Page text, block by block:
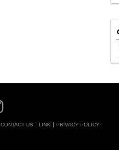
CONTACT US LINK
PRIVACY POLICY